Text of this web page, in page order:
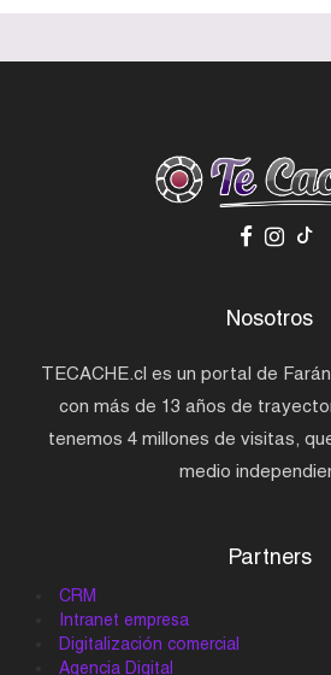
Nosotros
TECACHE.cl es un portal de
con más de 13 años de
tenemos 4 millones de visitas,
medio
Partners
CRM
Intranet empresa
Digitalización comercial
Agencia Digital